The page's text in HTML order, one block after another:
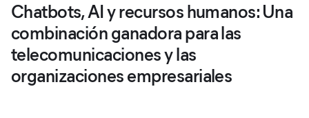
Chatbots, AI y recursos humanos: Una
combinación ganadora para las
telecomunicaciones y las
organizaciones empresariales